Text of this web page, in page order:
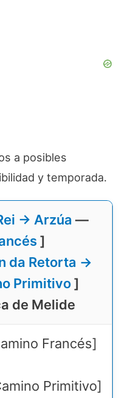
a posibles
y temporada.
→ Arzúa —
]
da Retorta →
Primitivo]
de Melide
Francés]
Primitivo]